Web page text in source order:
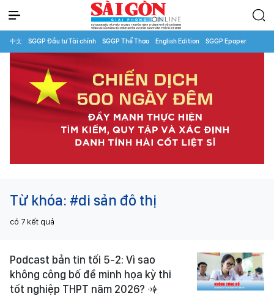
中文 SGGP Đầu tư Tài chính SGGP Thể Thao English Edition SGGP Epaper
Từ khóa: #di sản đô thị
có 7 kết quả
Podcast bản tin tối 5-2: Vì sao
không công bố đề minh họa kỳ thi
tốt nghiệp THPT năm 2026?